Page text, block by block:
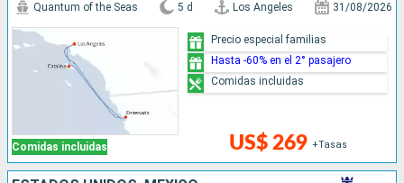
Comidas incluidas
Quantum of the Seas 5 d Los Angeles 31/08/2026
US$ 269 +Tasas
Precio especial familias
Hasta -60% en el 2° pasajero
Comidas incluidas